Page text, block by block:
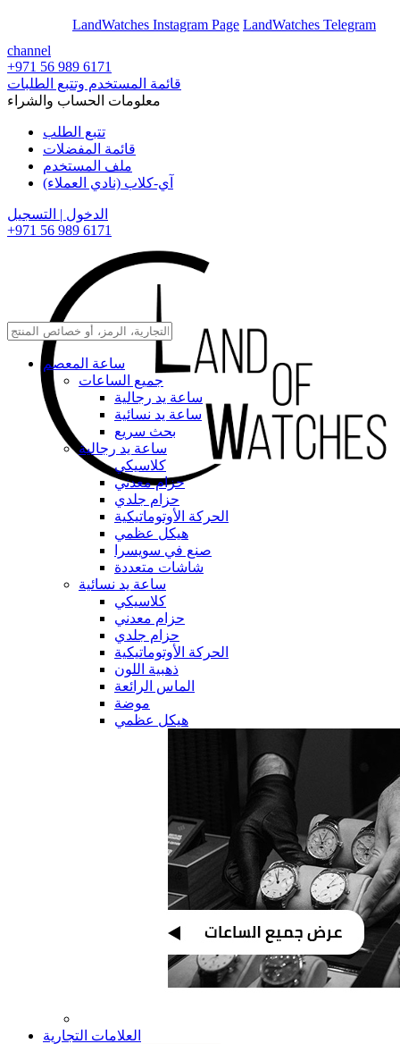
LandWatches Instagram Page LandWatches Telegram
channel
+971 56 989 6171
قائمة المستخدم وتتبع الطلبات
معلومات الحساب والشراء
تتبع الطلب
قائمة المفضلات
ملف المستخدم
آي-كلاب (نادي العملاء)
الدخول | التسجيل
+971 56 989 6171
ساعة المعصم
جميع الساعات
ساعة يد رجالية
ساعة يد نسائية
بحث سريع
ساعة يد رجالية
كلاسيكي
حزام معدني
حزام جلدي
الحركة الأوتوماتيكية
هيكل عظمي
صنع في سويسرا
شاشات متعددة
ساعة يد نسائية
كلاسيكي
حزام معدني
حزام جلدي
الحركة الأوتوماتيكية
ذهبية اللون
الماس الرائعة
موضة
هيكل عظمي
العلامات التجارية